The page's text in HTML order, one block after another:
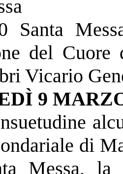
Santa
del
Vicario
9
di
Messa, la